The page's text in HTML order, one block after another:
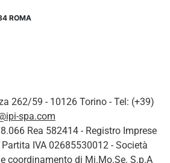
ROMA
262/59 - 10126 Torino - Tel: (+39)
spa.com
Rea 582414 - Registro Imprese
IVA 02685530012 - Società
coordinamento di Mi.Mo.Se. S.p.A